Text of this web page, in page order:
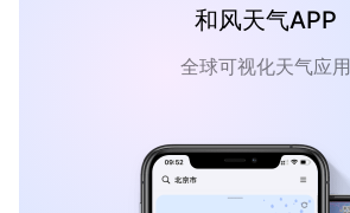
和风天气APP
全球可视化天气应用